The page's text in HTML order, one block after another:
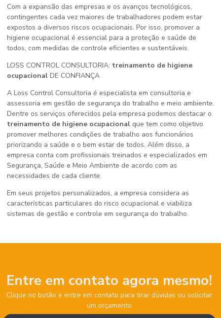
Com a expansão das empresas e os avanços tecnológicos,
contingentes cada vez maiores de trabalhadores podem estar
expostos a diversos riscos ocupacionais. Por isso, promover a
higiene ocupacional é essencial para a proteção e saúde de
todos, com medidas de controle eficientes e sustentáveis.
LOSS CONTROL CONSULTORIA: treinamento de higiene
ocupacional DE CONFIANÇA
A Loss Control Consultoria é especialista em consultoria e
assessoria em gestão de segurança do trabalho e meio ambiente.
Dentre os serviços oferecidos pela empresa podemos destacar o
treinamento de higiene ocupacional que tem como objetivo
promover melhores condições de trabalho aos funcionários
priorizando a saúde e o bem estar de todos. Além disso, a
empresa conta com profissionais treinados e especializados em
Segurança, Saúde e Meio Ambiente de acordo com as
necessidades de cada cliente.
Em seus projetos personalizados, a empresa considera as
características particulares do risco ocupacional e viabiliza
sistemas de gestão e controle em segurança do trabalho.
Entre em contato agora mesmo!
Clique no botão e entre em contato para tirar dúvidas ou solicitar
um orçamento